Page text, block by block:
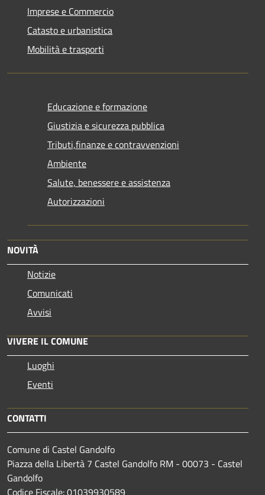
Imprese e Commercio
Catasto e urbanistica
Mobilità e trasporti
Educazione e formazione
Giustizia e sicurezza pubblica
Tributi,finanze e contravvenzioni
Ambiente
Salute, benessere e assistenza
Autorizzazioni
NOVITÀ
Notizie
Comunicati
Avvisi
VIVERE IL COMUNE
Luoghi
Eventi
CONTATTI
Comune di Castel Gandolfo
Piazza della Libertà 7 Castel Gandolfo RM - 00073 - Castel
Gandolfo
Codice Fiscale: 01039930589